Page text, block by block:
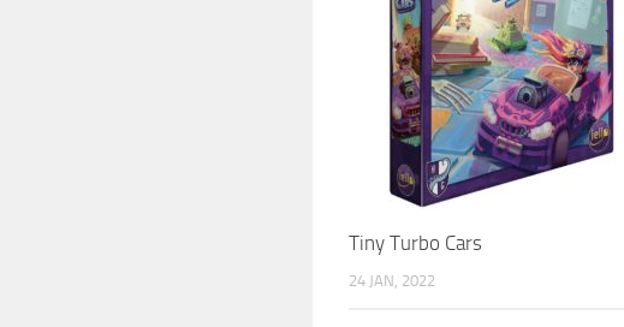
Tiny Turbo Cars
24 JAN, 2022